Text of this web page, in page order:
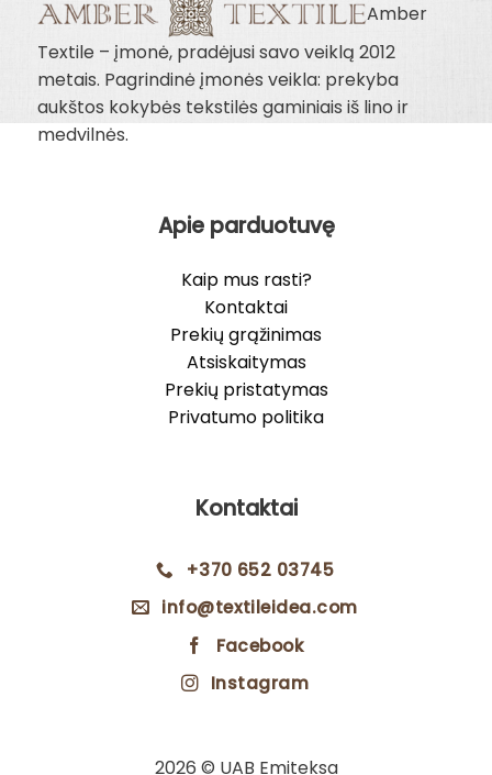
Amber
Textile – įmonė, pradėjusi savo veiklą 2012
metais. Pagrindinė įmonės veikla: prekyba
aukštos kokybės tekstilės gaminiais iš lino ir
medvilnės.
Apie parduotuvę
Kaip mus rasti?
Kontaktai
Prekių grąžinimas
Atsiskaitymas
Prekių pristatymas
Privatumo politika
Kontaktai
+370 652 03745
info@textileidea.com
Facebook
Instagram
2026 © UAB Emiteksa